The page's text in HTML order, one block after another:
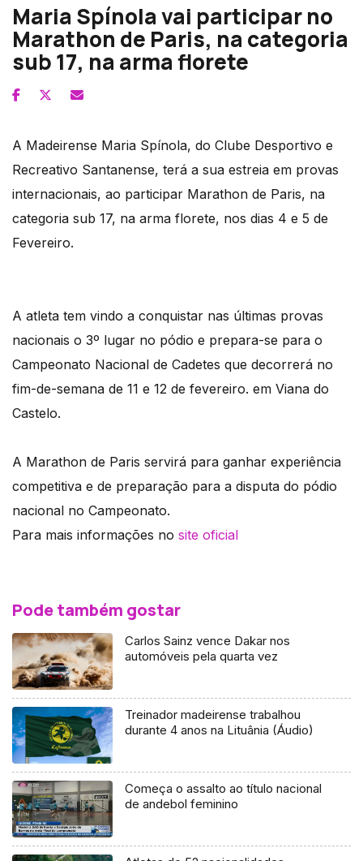
Maria Spínola vai participar no
Marathon de Paris, na categoria
sub 17, na arma florete
A Madeirense Maria Spínola, do Clube Desportivo e
Recreativo Santanense, terá a sua estreia em provas
internacionais, ao participar Marathon de Paris, na
categoria sub 17, na arma florete, nos dias 4 e 5 de
Fevereiro.
A atleta tem vindo a conquistar nas últimas provas
nacionais o 3º lugar no pódio e prepara-se para o
Campeonato Nacional de Cadetes que decorrerá no
fim-de-semana de 11 e 12 de fevereiro. em Viana do
Castelo.
A Marathon de Paris servirá para ganhar experiência
competitiva e de preparação para a disputa do pódio
nacional no Campeonato.
Para mais informações no site oficial
Pode também gostar
Carlos Sainz vence Dakar nos
automóveis pela quarta vez
Treinador madeirense trabalhou
durante 4 anos na Lituânia (Áudio)
Começa o assalto ao título nacional
de andebol feminino